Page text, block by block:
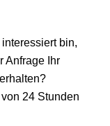
bin,
Anfrage Ihr
24 Stunden